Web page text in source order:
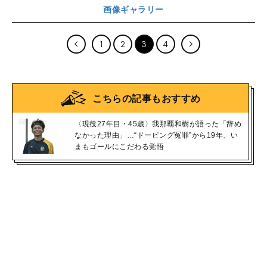
画像ギャラリー
1 2 3 4
こちらの記事もおすすめ
〈現役27年目・45歳〉我那覇和樹が語った「辞め
なかった理由」…“ドーピング冤罪”から19年、い
まもゴールにこだわる覚悟